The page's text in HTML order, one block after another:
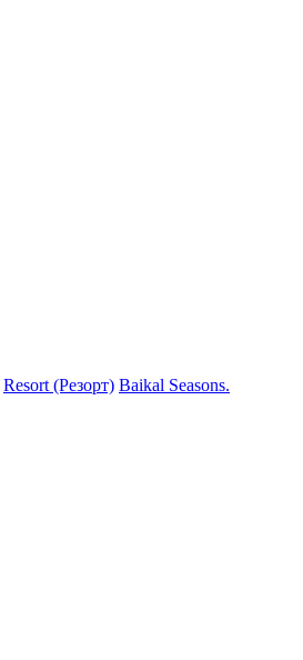
Resort (Резорт) Baikal Seasons.